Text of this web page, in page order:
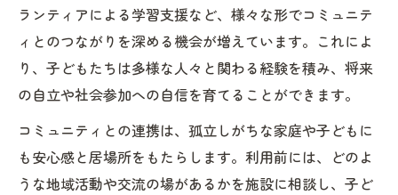
ランティアによる学習支援など、様々な形でコミュニテ
ィとのつながりを深める機会が増えています。これによ
り、子どもたちは多様な人々と関わる経験を積み、将来
の自立や社会参加への自信を育てることができます。
コミュニティとの連携は、孤立しがちな家庭や子どもに
も安心感と居場所をもたらします。利用前には、どのよ
うな地域活動や交流の場があるかを施設に相談し、子ど